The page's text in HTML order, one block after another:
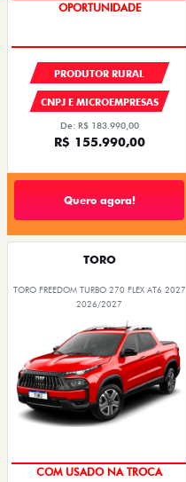
OPORTUNIDADE
PRODUTOR RURAL
CNPJ E MICROEMPRESAS
De: R$ 183.990,00
R$ 155.990,00
Quero agora!
TORO
TORO FREEDOM TURBO 270 FLEX AT6 2027
2026/2027
COM USADO NA TROCA